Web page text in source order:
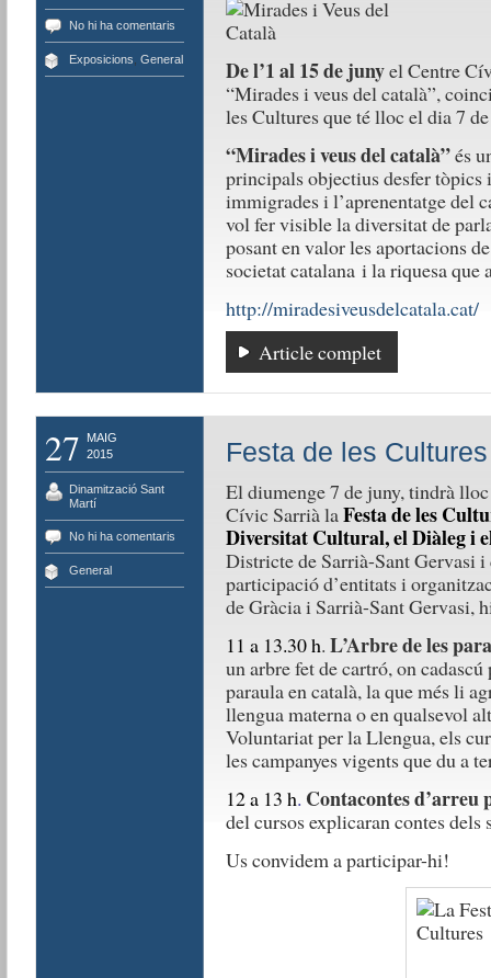
No hi ha comentaris
Exposicions General De l’1 al 15 de junyel Centre
“Mirades i veus del català”,
les Cultures que té lloc el dia 7
“Mirades i veus del català”és
principals objectius desfer tòpics
immigrades i l’aprenentatge del
vol fer visible la diversitat de
posant en valor les aportacions
societat catalana i la riquesa que
http://miradesiveusdelcatala.cat/
Article complet
27
MAIG
2015
Dinamització Sant
Martí
No hi ha comentaris
General
Festa de les
El diumenge 7 de juny, tindrà
Cívic Sarrià laFesta de les
Diversitat Cultural, el Diàleg i
Districte de Sarrià-Sant Gervasi
participació d’entitats i
de Gràcia i Sarrià-Sant Gervasi,
11 a 13.30 h. L’Arbre de les
un arbre fet de cartró, on
paraula en català, la que més li
llengua materna o en qualsevol
Voluntariat per la Llengua, els
les campanyes vigents que du a
12 a 13 h. Contacontes d’arreu
del cursos explicaran contes dels
Us convidem a participar-hi!